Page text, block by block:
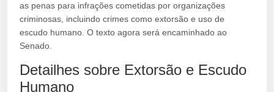
as penas para infrações cometidas por organizações
criminosas, incluindo crimes como extorsão e uso de
escudo humano. O texto agora será encaminhado ao
Senado.
Detailhes sobre Extorsão e Escudo
Humano